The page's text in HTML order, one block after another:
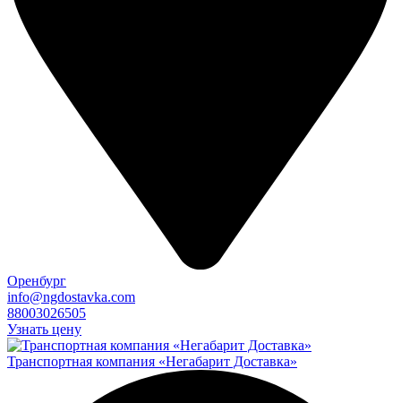
Оренбург
info@ngdostavka.com
88003026505
Узнать цену
Транспортная компания «Негабарит Доставка»